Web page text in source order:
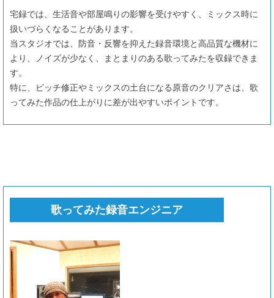
宅録では、生活音や部屋鳴りの影響を受けやすく、ミックス時に
扱いづらくなることがあります。
当スタジオでは、防音・反響を抑えた録音環境と高品質な機材に
より、ノイズが少なく、まとまりのある歌ってみたを収録できま
す。
特に、ピッチ修正やミックスの土台になる原音のクリアさは、歌
ってみた作品の仕上がりに差が出やすいポイントです。
歌ってみた録音エンジニア